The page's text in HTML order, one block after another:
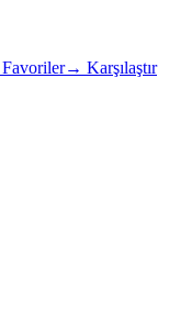
Favoriler→ Karşılaştır